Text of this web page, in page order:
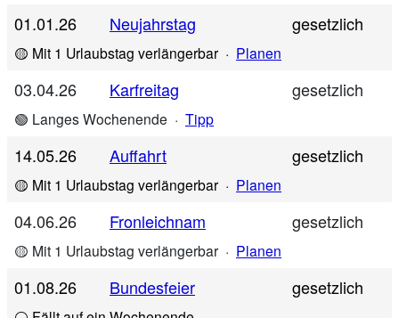
01.01.26
Neujahrstag gesetzlich
🟡 Mit 1 Urlaubstag verlängerbar · Planen
03.04.26 Karfreitag gesetzlich
🟢 Langes Wochenende · Tipp
14.05.26 Auffahrt gesetzlich
🟡 Mit 1 Urlaubstag verlängerbar · Planen
04.06.26 Fronleichnam gesetzlich
🟡 Mit 1 Urlaubstag verlängerbar · Planen
01.08.26 Bundesfeier gesetzlich